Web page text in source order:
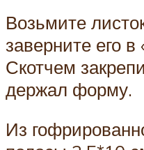
Возьмите
заверните его в
Скотчем
держал форму.
Из